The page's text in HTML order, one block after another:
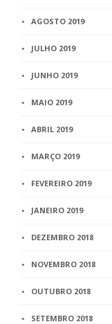
AGOSTO 2019
JULHO 2019
JUNHO 2019
MAIO 2019
ABRIL 2019
MARÇO 2019
FEVEREIRO 2019
JANEIRO 2019
DEZEMBRO 2018
NOVEMBRO 2018
OUTUBRO 2018
SETEMBRO 2018